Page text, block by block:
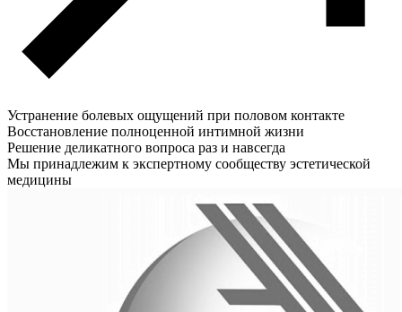
Устранение болевых ощущений при половом контакте
Восстановление полноценной интимной жизни
Решение деликатного вопроса раз и навсегда
Мы принадлежим к экспертному сообществу эстетической
медицины